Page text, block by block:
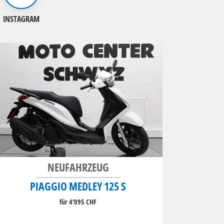
INSTAGRAM
NEUFAHRZEUG
PIAGGIO MEDLEY 125 S
für 4’095 CHF